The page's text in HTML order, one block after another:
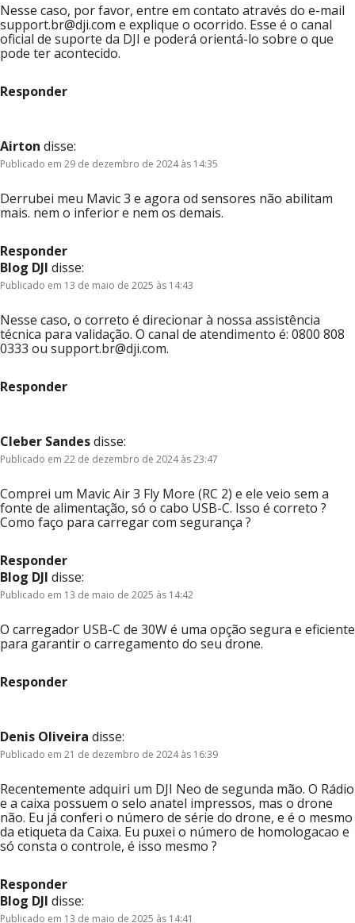
Nesse caso, por favor, entre em contato através do e-mail
support.br@dji.com e explique o ocorrido. Esse é o canal
oficial de suporte da DJI e poderá orientá-lo sobre o que
pode ter acontecido.
Responder
Airton disse:
Publicado em 29 de dezembro de 2024 às 14:35
Derrubei meu Mavic 3 e agora od sensores não abilitam
mais. nem o inferior e nem os demais.
Responder
Blog DJI disse:
Publicado em 13 de maio de 2025 às 14:43
Nesse caso, o correto é direcionar à nossa assistência
técnica para validação. O canal de atendimento é: 0800 808
0333 ou support.br@dji.com.
Responder
Cleber Sandesdisse:
Publicado em 22 de dezembro de 2024 às 23:47
Comprei um Mavic Air 3 Fly More (RC 2) e ele veio sem a
fonte de alimentação, só o cabo USB-C. Isso é correto ?
Como faço para carregar com segurança ?
Responder
Blog DJI disse:
Publicado em 13 de maio de 2025 às 14:42
O carregador USB-C de 30W é uma opção segura e eficiente
para garantir o carregamento do seu drone.
Responder
Denis Oliveira disse:
Publicado em 21 de dezembro de 2024 às 16:39
Recentemente adquiri um DJI Neo de segunda mão. O Rádio
e a caixa possuem o selo anatel impressos, mas o drone
não. Eu já conferi o número de série do drone, e é o mesmo
da etiqueta da Caixa. Eu puxei o número de homologacao e
só consta o controle, é isso mesmo ?
Responder
Blog DJI disse:
Publicado em 13 de maio de 2025 às 14:41